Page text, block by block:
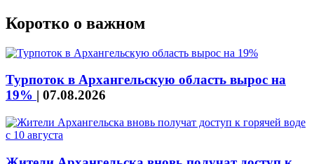
Коротко о важном
Турпоток в Архангельскую область вырос на
19% | 07.08.2026